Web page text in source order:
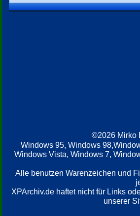
©2026 Mirko
Windows 95, Windows
Windows Vista, Windows 7,
Alle benutzen Warenzeichen und
XPArchiv.de haftet nicht für Links
unserer